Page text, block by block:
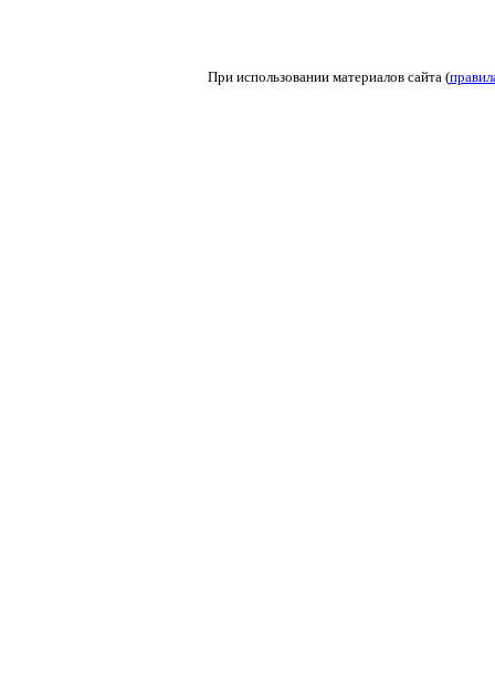
При использовании материалов сайта (